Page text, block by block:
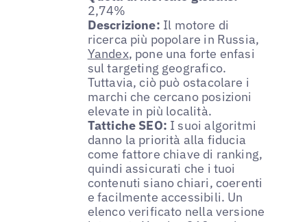
2,74%
Descrizione: Il motore di
ricerca più popolare in Russia,
Yandex, pone una forte enfasi
sul targeting geografico.
Tuttavia, ciò può ostacolare i
marchi che cercano posizioni
elevate in più località.
Tattiche SEO: I suoi algoritmi
danno la priorità alla fiducia
come fattore chiave di ranking,
quindi assicurati che i tuoi
contenuti siano chiari, coerenti
e facilmente accessibili. Un
elenco verificato nella versione